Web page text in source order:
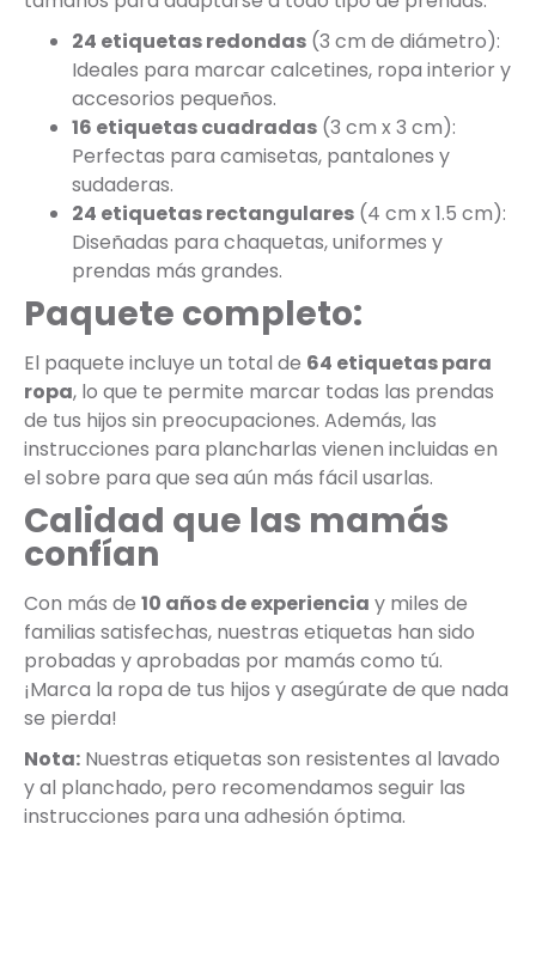
24 etiquetas redondas (3 cm de diámetro):
Ideales para marcar calcetines, ropa interior y
accesorios pequeños.
16 etiquetas cuadradas (3 cm x 3 cm):
Perfectas para camisetas, pantalones y
sudaderas.
24 etiquetas rectangulares (4 cm x 1.5 cm):
Diseñadas para chaquetas, uniformes y
prendas más grandes.
Paquete completo:
El paquete incluye un total de 64 etiquetas para
ropa, lo que te permite marcar todas las prendas
de tus hijos sin preocupaciones. Además, las
instrucciones para plancharlas vienen incluidas en
el sobre para que sea aún más fácil usarlas.
Calidad que las mamás
confían
Con más de 10 años de experiencia y miles de
familias satisfechas, nuestras etiquetas han sido
probadas y aprobadas por mamás como tú.
¡Marca la ropa de tus hijos y asegúrate de que nada
se pierda!
Nota: Nuestras etiquetas son resistentes al lavado
y al planchado, pero recomendamos seguir las
instrucciones para una adhesión óptima.